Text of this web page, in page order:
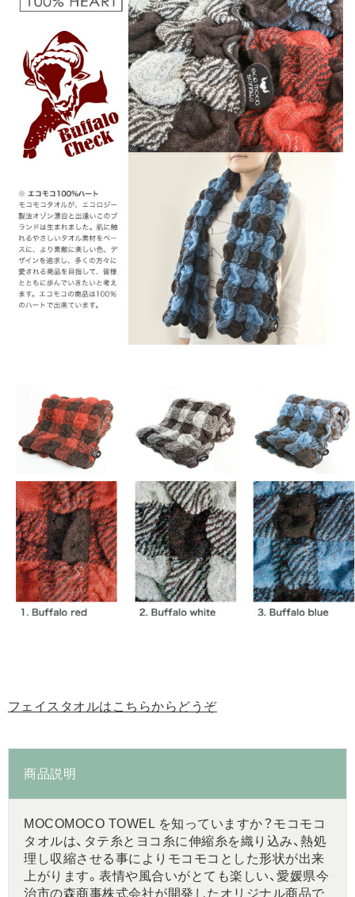
フェイスタオルはこちらからどうぞ
商品説明
MOCOMOCO TOWEL を知っていますか？モコモコ
タオルは、タテ糸とヨコ糸に伸縮糸を織り込み、熱処
理し収縮させる事によりモコモコとした形状が出来
上がります。表情や風合いがとても楽しい、愛媛県今
治市の森商事株式会社が開発したオリジナル商品で